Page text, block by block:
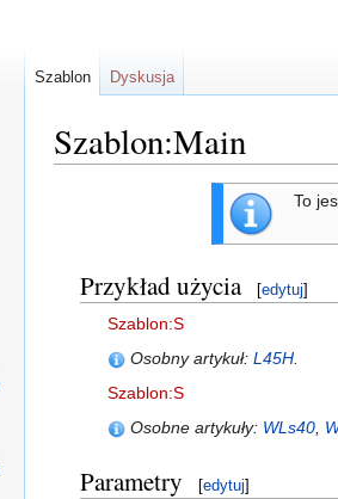
Szablon:Main
To
Przykład użycia [edytuj]
Szablon:S
Osobny artykuł: L45H.
Szablon:S
Osobne artykuły: WLs40,
Parametry [edytuj]
Szablon Dyskusja